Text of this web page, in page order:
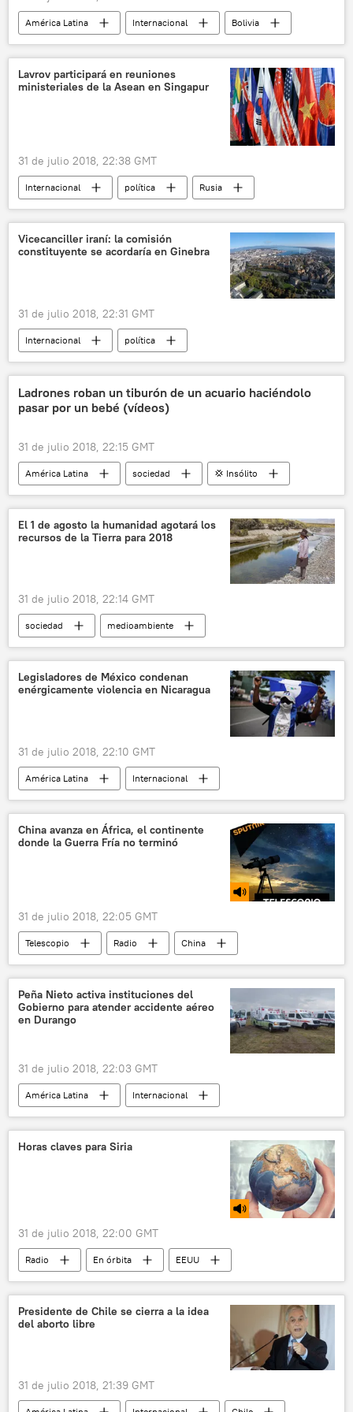
América Latina Internacional
Bolivia
arroz
plástico noticias
Lavrov participará en reuniones
ministeriales de la Asean en Singapur
31 de julio 2018, 22:38 GMT
Internacional política
Rusia
Singapur
Serguéi Lavrov
ASEAN
🌏 Asia
noticias
Vicecanciller iraní: la comisión
constituyente se acordaría en Ginebra
31 de julio 2018, 22:31 GMT
Internacional
política
🌍 Oriente Medio
Ginebra
Siria
Huseín Yaber Ansari
Comisión Constituyente siria
Ladrones roban un tiburón de un acuario haciéndolo
pasar por un bebé (vídeos)
31 de julio 2018, 22:15 GMT
América Latina sociedad
💢 Insólito
Internacional
robo
bebé
acuario
tiburones noticias
El 1 de agosto la humanidad agotará los
recursos de la Tierra para 2018
31 de julio 2018, 22:14 GMT
sociedad
medioambiente
Internacional
contaminación
recursos naturales
agronegocio
explotación
noticias
Legisladores de México condenan
enérgicamente violencia en Nicaragua
31 de julio 2018, 22:10 GMT
América Latina
Internacional
Protestas en Nicaragua por la reforma del sistema de la Seguridad Social
México
Nicaragua noticias
China avanza en África, el continente
donde la Guerra Fría no terminó
31 de julio 2018, 22:05 GMT
Telescopio Radio
China
comercio
potencia
🌍 África
💶 Divisas
Peña Nieto activa instituciones del
Gobierno para atender accidente aéreo
en Durango
31 de julio 2018, 22:03 GMT
América Latina
Internacional
México
Enrique Peña Nieto
siniestro
noticias
Horas claves para Siria
31 de julio 2018, 22:00 GMT
Radio En órbita
EEUU
Siria
China Turquía
Irán
Argentina
Patagonia
Xi Jinping
Cristina Fernández de Kirchner
Departamento de Defensa de EEUU
Presidente de Chile se cierra a la idea
del aborto libre
31 de julio 2018, 21:39 GMT